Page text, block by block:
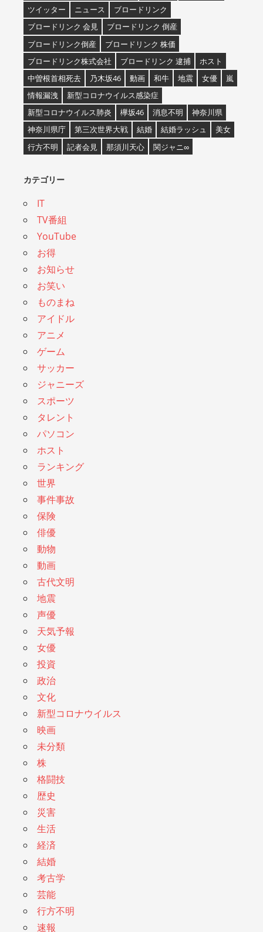
ツイッター
ニュース
ブロードリンク
ブロードリンク 会見
ブロードリンク 倒産
ブロードリンク倒産
ブロードリンク 株価
ブロードリンク株式会社
ブロードリンク 逮捕
ホスト
中曽根首相死去
乃木坂46 動画 和牛 地震 女優
嵐
情報漏洩
新型コロナウイルス感染症
新型コロナウイルス肺炎
欅坂46 消息不明
神奈川県
神奈川県庁
第三次世界大戦 結婚 結婚ラッシュ
美女
行方不明
記者会見 那須川天心 関ジャニ∞
カテゴリー
IT
TV番組
YouTube
お得
お知らせ
お笑い
ものまね
アイドル
アニメ
ゲーム
サッカー
ジャニーズ
スポーツ
タレント
パソコン
ホスト
ランキング
世界
事件事故
保険
俳優
動物
動画
古代文明
地震
声優
天気予報
女優
投資
政治
文化
新型コロナウイルス
映画
未分類
株
格闘技
歴史
災害
生活
経済
結婚
考古学
芸能
行方不明
速報